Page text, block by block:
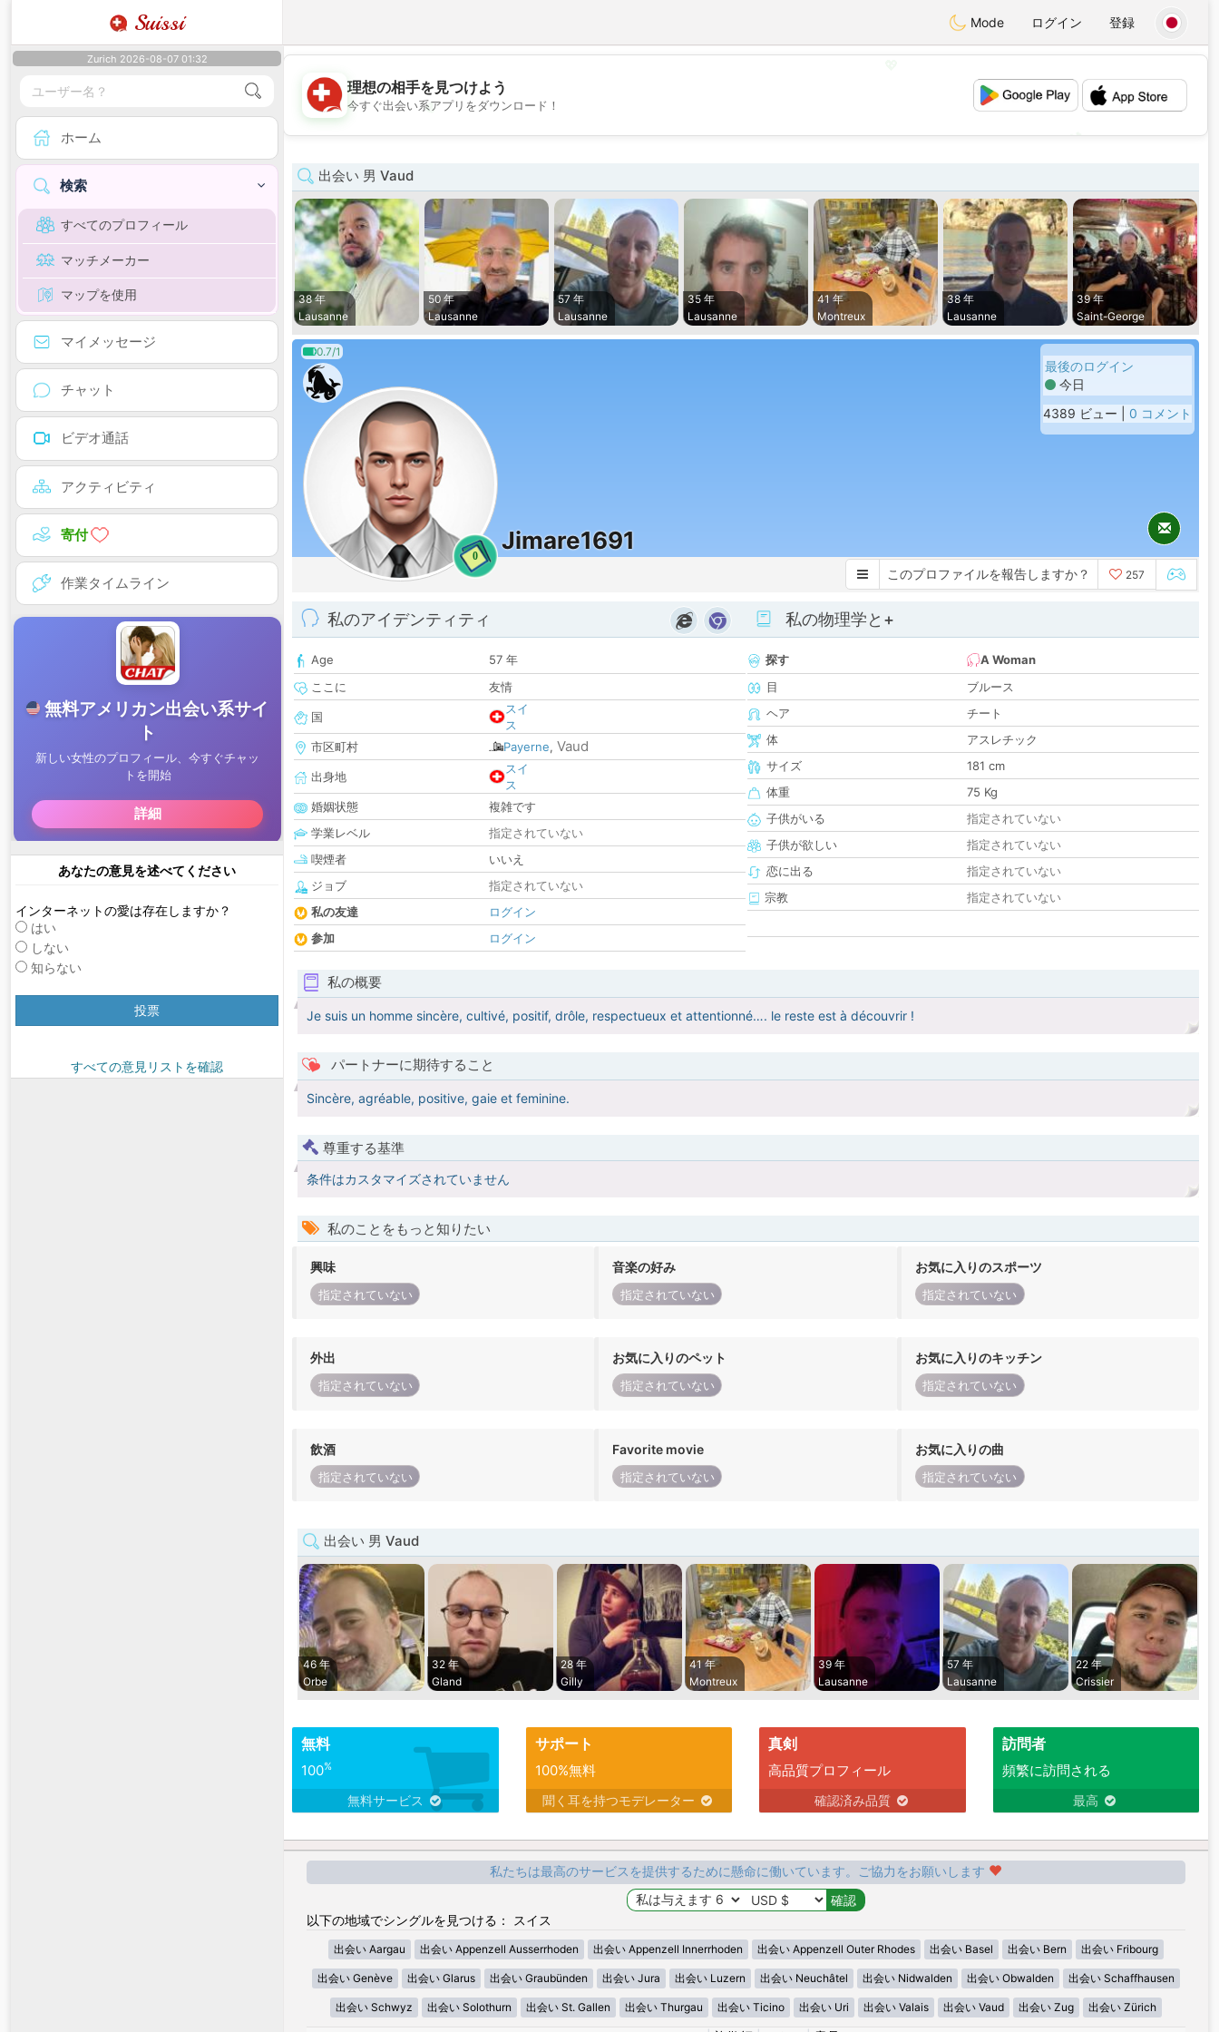
Suissi Mode ログイン 登録
Zurich 2026-08-07 01:32
ホーム
検索
すべてのプロフィール
マッチメーカー
マップを使用
マイメッセージ
チャット
ビデオ通話
アクティビティ
寄付
作業タイムライン
あなたの意見を述べてください
インターネットの愛は存在しますか？
はい
しない
知らない
投票
すべての意見リストを確認
💖
💕
理想の相手を見つけよう
今すぐ出会い系アプリをダウンロード！
出会い 男 Vaud
38 年
Lausanne
50 年
Lausanne
57 年
Lausanne
35 年
Lausanne
41 年
Montreux
38 年
Lausanne
39 年
Saint-George
0.7/1
0
Jimare1691
最後のログイン
今日
4389 ビュー | 0 コメント
このプロファイルを報告しますか？ 257
私のアイデンティティ
Age
57 年
ここに
友情
国
スイ
ス
市区町村
Payerne, Vaud
出身地
スイ
ス
婚姻状態
複雑です
学業レベル
指定されていない
喫煙者
いいえ
ジョブ
指定されていない
私の友達
ログイン
参加
ログイン
私の物理学と+
探す
A Woman
目
ブルース
ヘア
チート
体
アスレチック
サイズ
181 cm
体重
75 Kg
子供がいる
指定されていない
子供が欲しい
指定されていない
恋に出る
指定されていない
宗教
指定されていない
私の概要
Je suis un homme sincère, cultivé, positif, drôle, respectueux et attentionné…. le reste est à découvrir !
パートナーに期待すること
Sincère, agréable, positive, gaie et feminine.
尊重する基準
条件はカスタマイズされていません
私のことをもっと知りたい
興味
指定されていない
音楽の好み
指定されていない
お気に入りのスポーツ
指定されていない
外出
指定されていない
お気に入りのペット
指定されていない
お気に入りのキッチン
指定されていない
飲酒
指定されていない
Favorite movie
指定されていない
お気に入りの曲
指定されていない
出会い 男 Vaud
46 年
Orbe
32 年
Gland
28 年
Gilly
41 年
Montreux
39 年
Lausanne
57 年
Lausanne
22 年
Crissier
無料
100%
無料サービス
サポート
100%無料
聞く耳を持つモデレーター
真剣
高品質プロフィール
確認済み品質
訪問者
頻繁に訪問される
最高
私たちは最高のサービスを提供するために懸命に働いています。ご協力をお願いします
以下の地域でシングルを見つける： スイス
出会い Aargau 出会い Appenzell Ausserrhoden 出会い Appenzell Innerrhoden 出会い Appenzell Outer Rhodes 出会い Basel 出会い Bern 出会い Fribourg
出会い Genève 出会い Glarus 出会い Graubünden 出会い Jura 出会い Luzern 出会い Neuchâtel 出会い Nidwalden 出会い Obwalden 出会い Schaffhausen
出会い Schwyz 出会い Solothurn 出会い St. Gallen 出会い Thurgau 出会い Ticino 出会い Uri 出会い Valais 出会い Vaud 出会い Zug 出会い Zürich